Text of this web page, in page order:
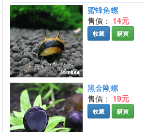
蜜蜂角螺
售價： 14元
收藏 購買
黑金剛螺
售價： 19元
收藏 購買